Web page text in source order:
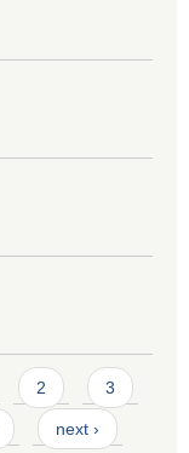
2 3
next ›